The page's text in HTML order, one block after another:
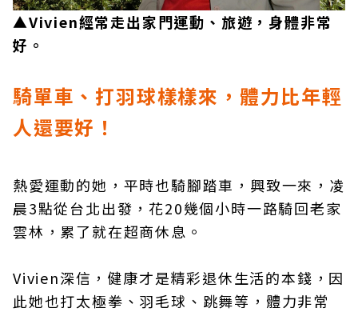
▲Vivien經常走出家門運動、旅遊，身體非常
好。
騎單車、打羽球樣樣來，體力比年輕
人還要好！
熱愛運動的她，平時也騎腳踏車，興致一來，凌
晨3點從台北出發，花20幾個小時一路騎回老家
雲林，累了就在超商休息。
Vivien深信，健康才是精彩退休生活的本錢，因
此她也打太極拳、羽毛球、跳舞等，體力非常